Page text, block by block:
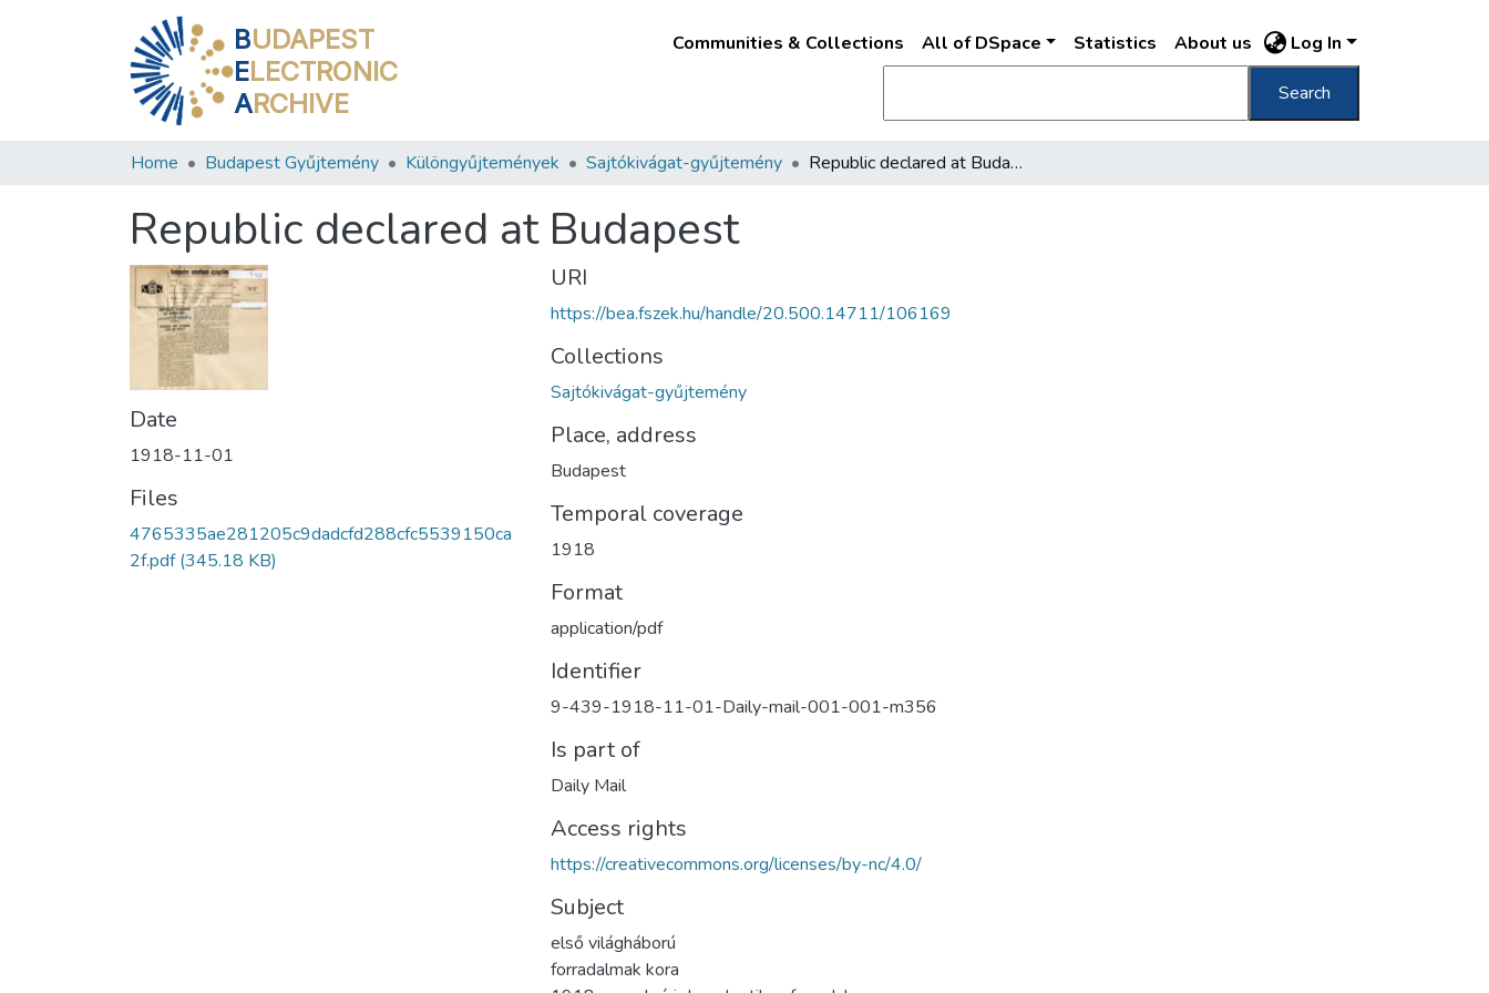
BUDAPEST
ELECTRONIC
ARCHIVE
Communities & Collections All of DSpace Statistics About us Log In
Search
Home Budapest Gyűjtemény Különgyűjtemények Sajtókivágat-gyűjtemény Republic declared at Budapest
Republic declared at Budapest
Date
1918-11-01
Files
4765335ae281205c9dadcfd288cfc5539150ca
2f.pdf(345.18 KB)
URI
https://bea.fszek.hu/handle/20.500.14711/106169
Collections
Sajtókivágat-gyűjtemény
Place, address
Budapest
Temporal coverage
1918
Format
application/pdf
Identifier
9-439-1918-11-01-Daily-mail-001-001-m356
Is part of
Daily Mail
Access rights
https://creativecommons.org/licenses/by-nc/4.0/
Subject
első világháború
forradalmak kora